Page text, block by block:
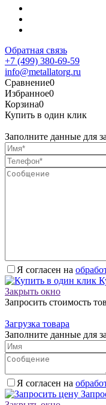
Обратная связь
+7 (499) 380-69-59
info@metallatorg.ru
Сравнение0
Избранное0
Корзина0
Купить в один клик
Заполните данные для
Я согласен на
Закрыть окно
Запросить стоимость
Загрузка товара
Заполните данные для
Я согласен на